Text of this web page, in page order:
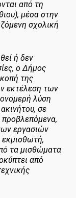
από τη
μέσα στην
σχολική
ή δεν
ο Δήμος
της
εκτέλεση των
λύση
σε
εργασιών
εκμισθωτή,
τα μισθώματα
από